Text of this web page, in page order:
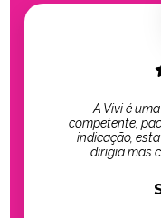
A Vivi é
competente,
indicação,
dirigia mas